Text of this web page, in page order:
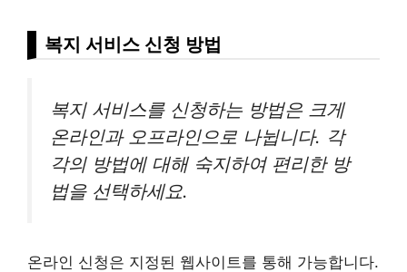
복지 서비스 신청 방법
복지 서비스를 신청하는 방법은 크게
온라인과 오프라인으로 나뉩니다. 각
각의 방법에 대해 숙지하여 편리한 방
법을 선택하세요.
온라인 신청은 지정된 웹사이트를 통해 가능합니다.